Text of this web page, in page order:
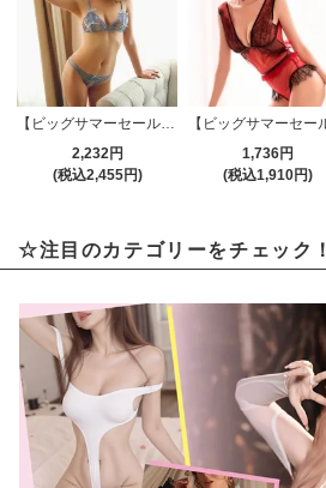
2,232円
(税込2,455円)
1,736円
(税込1,910円)
☆注目のカテゴリーをチェック！